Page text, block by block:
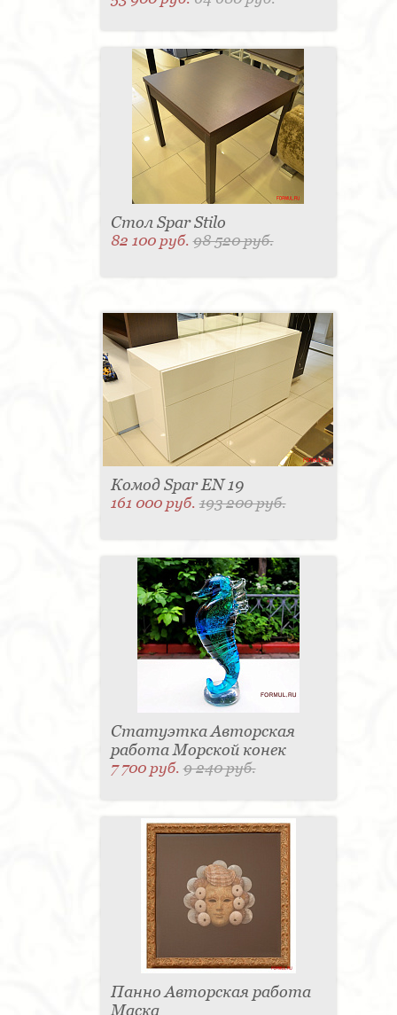
Стол Spar Stilo
82 100 руб.98 520 руб.
Комод Spar EN 19
161 000 руб.193 200 руб.
Статуэтка Авторская
работа Морской конек
7 700 руб.9 240 руб.
Панно Авторская работа
Маска